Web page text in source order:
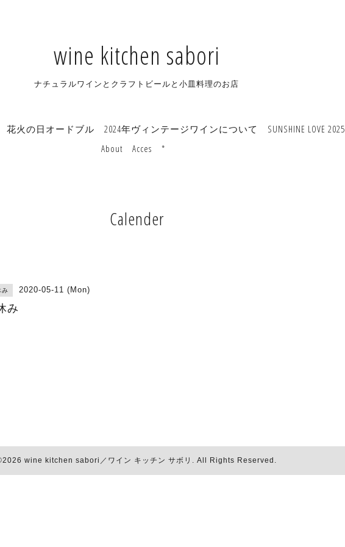
wine kitchen sabori
ナチュラルワインとクラフトビールと小皿料理のお店
花火の日オードブル 2024年ヴィンテージワインについて SUNSHINE LOVE 2025
About
Acces *
Calender
み 2020-05-11 (Mon)
み
wine kitchen sabori／ワイン キッチン サボリ . All Rights Reserved.